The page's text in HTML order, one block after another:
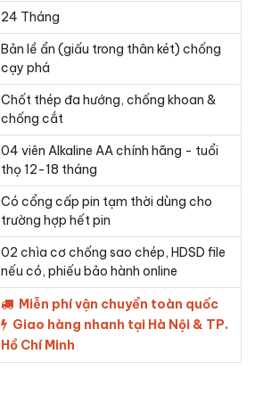
24 Tháng
Bản lề ẩn (giấu trong thân két) chống
cạy phá
Chốt thép đa hướng, chống khoan &
chống cắt
04 viên Alkaline AA chính hãng - tuổi
thọ 12-18 tháng
Có cổng cấp pin tạm thời dùng cho
trường hợp hết pin
02 chìa cơ chống sao chép, HDSD file
nếu có, phiếu bảo hành online
Miễn phí vận chuyển toàn quốc
Giao hàng nhanh tại Hà Nội & TP.
Hồ Chí Minh